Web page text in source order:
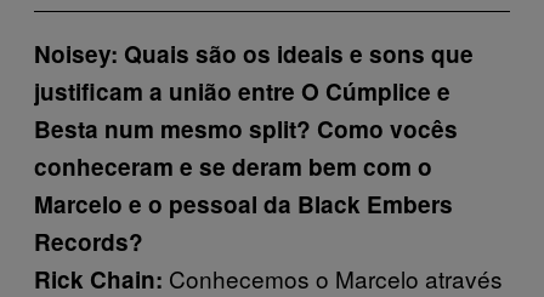
Noisey: Quais são os ideais e sons que
justificam a união entre O Cúmplice e
Besta num mesmo split? Como vocês
conheceram e se deram bem com o
Marcelo e o pessoal da Black Embers
Records?
Rick Chain: Conhecemos o Marcelo através